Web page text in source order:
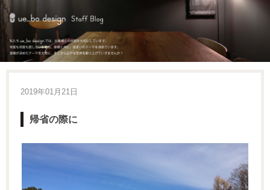
2019年01月21日
帰省の際に